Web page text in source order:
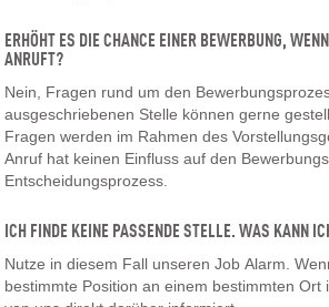
ERHÖHT ES DIE CHANCE EINER BEWERBUNG,
ANRUFT?
Nein, Fragen rund um den
ausgeschriebenen Stelle können gerne
Fragen werden im Rahmen des
Anruf hat keinen Einfluss auf den
Entscheidungsprozess.
ICH FINDE KEINE PASSENDE STELLE. WAS KANN
Nutze in diesem Fall unseren Job Alarm.
bestimmte Position an einem bestimmten Ort